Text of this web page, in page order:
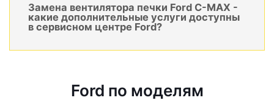
Замена вентилятора печки Ford C-MAX -
какие дополнительные услуги доступны
в сервисном центре Ford?
Ford по моделям